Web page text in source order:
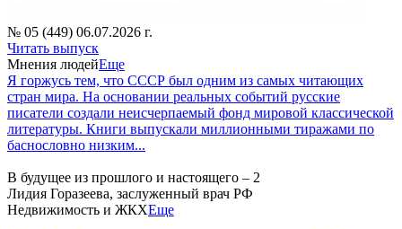
№ 05 (449) 06.07.2026 г.
Читать выпуск
Мнения людейЕще
Я горжусь тем, что СССР был одним из самых читающих
стран мира. На основании реальных событий русские
писатели создали неисчерпаемый фонд мировой классической
литературы. Книги выпускали миллионными тиражами по
баснословно низким...
В будущее из прошлого и настоящего – 2
Лидия Горазеева, заслуженный врач РФ
Недвижимость и ЖКХЕще